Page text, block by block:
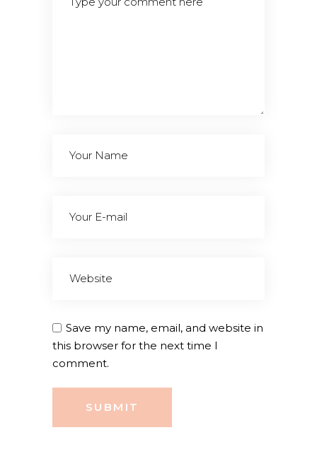
Save my name, email, and website in
this browser for the next time I
comment.
SUBMIT